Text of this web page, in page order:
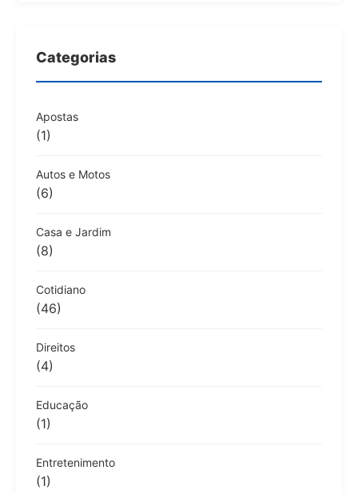
Categorias
Apostas
(1)
Autos e Motos
(6)
Casa e Jardim
(8)
Cotidiano
(46)
Direitos
(4)
Educação
(1)
Entretenimento
(1)